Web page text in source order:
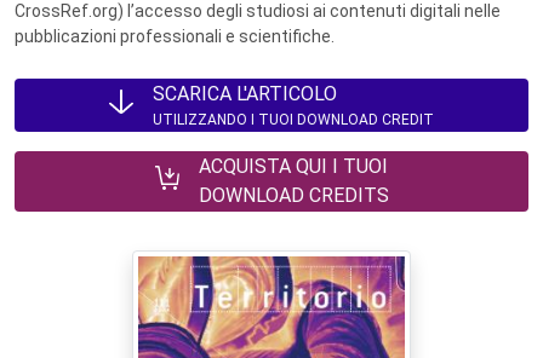
CrossRef.org) l’accesso degli studiosi ai contenuti digitali nelle
pubblicazioni professionali e scientifiche.
SCARICA L'ARTICOLO
UTILIZZANDO I TUOI DOWNLOAD CREDIT
ACQUISTA QUI I TUOI
DOWNLOAD CREDITS